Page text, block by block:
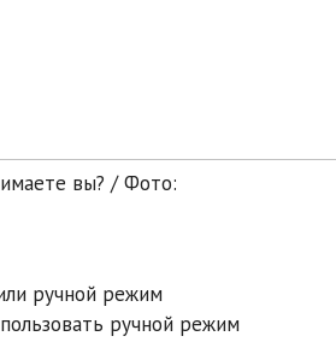
вы? / Фото:
ручной режим
ручной режим